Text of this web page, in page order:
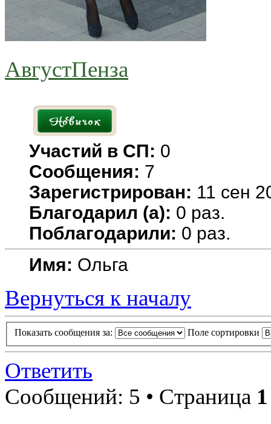
АвгустПенза
Участий в СП: 0
Сообщения: 7
Зарегистрирован: 11 сен
Благодарил (а): 0 раз.
Поблагодарили: 0 раз.
Имя: Ольга
Вернуться к началу
Показать сообщения за: Поле сортировки
Ответить
Сообщений: 5 • Страница 1